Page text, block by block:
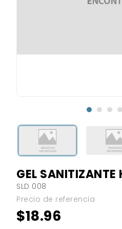
GEL SANITIZANTE
SLD 008
Precio de referencia
$18.96